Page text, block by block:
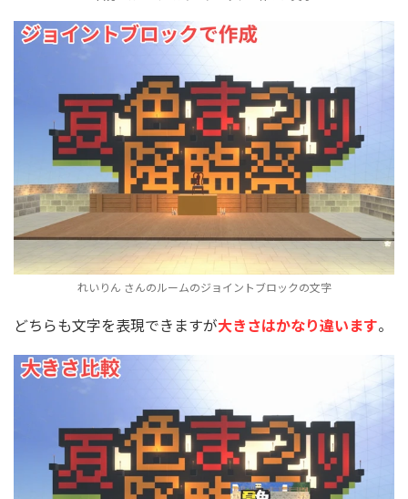
れいりん さんのルームのジョイントブロックの文字
どちらも文字を表現できますが大きさはかなり違います。